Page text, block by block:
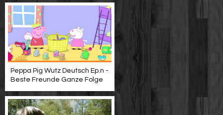
Peppa Pig Wutz Deutsch Ep.n -
Beste Freunde Ganze Folge